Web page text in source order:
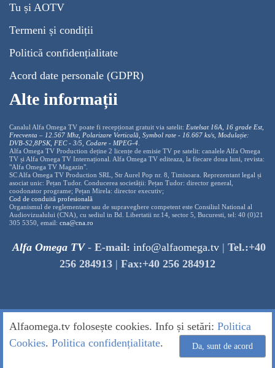
Tu și AOTV
Termeni și condiții
Politică confidențialitate
Acord date personale (GDPR)
Alte informații
Canalul Alfa Omega TV poate fi recepționat gratuit via satelit: Eutelsat 16A, 16 grade Est,
Frecventa – 12.567 Mhz, Polarizare Verticală, Symbol rate - 16.667 ks/s, Modulație:
DVB-S2,8PSK, FEC - 3/5, Codare - MPEG-4
Alfa Omega TV Production deține 2 licențe de emisie TV pe satelit: canalele Alfa Omega
TV și Alfa Omega TV Internațional. Alfa Omega TV editeaza, la fiecare doua luni, revista:
"Alfa Omega TV Magazin".
SC Alfa Omega TV Production SRL, Str Aurel Pop nr. 8, Timisoara. Reprezentant legal și
asociat unic: Pețan Tudor. Conducerea societății: Pețan Tudor: director general,
coodonator programe; Pețan Mirela: director executiv;
Cod de conduită profesională
Organismul de reglementare sau de supraveghere competent este Consiliul National al
Audiovizualului (CNA), cu sediul in Bd. Libertatii nr.14, sector 5, Bucuresti, tel: 40 (0)21
305 5350, email: cna@cna.ro
Alfa Omega TV- E-mail: info@alfaomega.tv | Tel.:+40
256 284913 | Fax:+40 256 284912
Alfaomega.tv folosește cookies. Info și setări: Politica
Cookies. Politica confidențialitate. Da, sunt de acord